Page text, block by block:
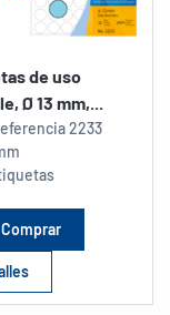
de uso
Ø 13 mm,...
2233
Comprar